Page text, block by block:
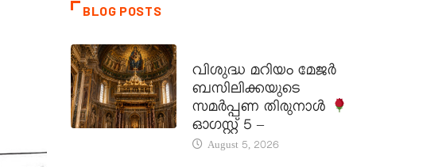
BLOG POSTS
വിശുദ്ധ മറിയം മേജർ
ബസിലിക്കയുടെ
സമർപ്പണ തിരുനാൾ
ഓഗസ്റ്റ് 5 –
August 5, 2026